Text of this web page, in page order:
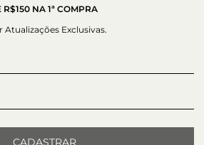
NA 1ª COMPRA
Atualizações Exclusivas.
CADASTRAR